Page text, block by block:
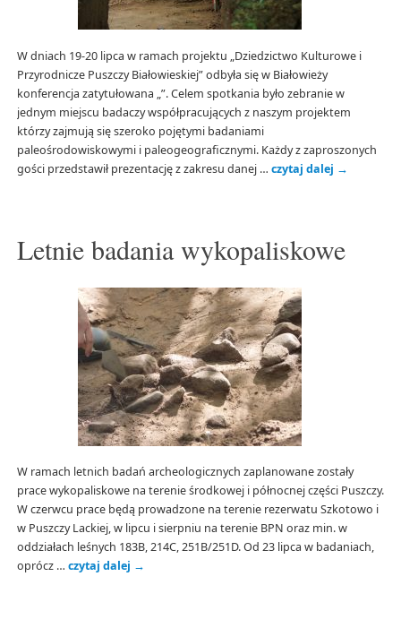
W dniach 19-20 lipca w ramach projektu „Dziedzictwo Kulturowe i
Przyrodnicze Puszczy Białowieskiej” odbyła się w Białowieży
konferencja zatytułowana „”. Celem spotkania było zebranie w
jednym miejscu badaczy współpracujących z naszym projektem
którzy zajmują się szeroko pojętymi badaniami
paleośrodowiskowymi i paleogeograficznymi. Każdy z zaproszonych
gości przedstawił prezentację z zakresu danej … czytaj dalej →
Letnie badania wykopaliskowe
W ramach letnich badań archeologicznych zaplanowane zostały
prace wykopaliskowe na terenie środkowej i północnej części Puszczy.
W czerwcu prace będą prowadzone na terenie rezerwatu Szkotowo i
w Puszczy Lackiej, w lipcu i sierpniu na terenie BPN oraz min. w
oddziałach leśnych 183B, 214C, 251B/251D. Od 23 lipca w badaniach,
oprócz … czytaj dalej →